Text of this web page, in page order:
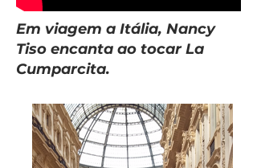
Em viagem a Itália, Nancy
Tiso encanta ao tocar La
Cumparcita.